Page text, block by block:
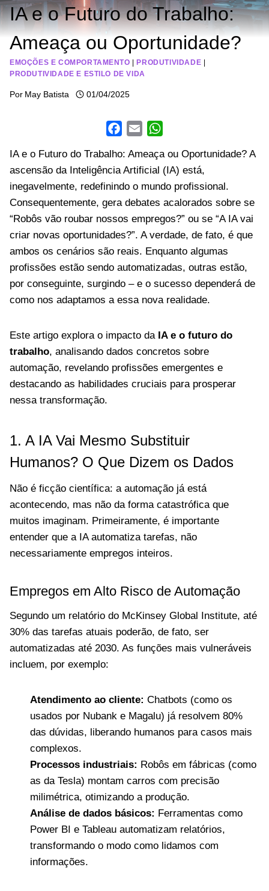
IA e o Futuro do Trabalho:
Ameaça ou Oportunidade?
EMOÇÕES E COMPORTAMENTO PRODUTIVIDADE
PRODUTIVIDADE E ESTILO DE VIDA
Por May Batista 01/04/2025
a
c
e
b
o
o
k
m
a
i
l
h
a
t
s
A
p
p
IA e o Futuro do Trabalho: Ameaça ou Oportunidade? A
ascensão da Inteligência Artificial (IA) está,
inegavelmente, redefinindo o mundo profissional.
Consequentemente, gera debates acalorados sobre se
“Robôs vão roubar nossos empregos?” ou se “A IA vai
criar novas oportunidades?”. A verdade, de fato, é que
ambos os cenários são reais. Enquanto algumas
profissões estão sendo automatizadas, outras estão,
por conseguinte, surgindo – e o sucesso dependerá de
como nos adaptamos a essa nova realidade.
Este artigo explora o impacto da IA e o futuro do
trabalho, analisando dados concretos sobre
automação, revelando profissões emergentes e
destacando as habilidades cruciais para prosperar
nessa transformação.
1. A IA Vai Mesmo Substituir
Humanos? O Que Dizem os Dados
Não é ficção científica: a automação já está
acontecendo, mas não da forma catastrófica que
muitos imaginam. Primeiramente, é importante
entender que a IA automatiza tarefas, não
necessariamente empregos inteiros.
Empregos em Alto Risco de Automação
Segundo um relatório do McKinsey Global Institute, até
30% das tarefas atuais poderão, de fato, ser
automatizadas até 2030. As funções mais vulneráveis
incluem, por exemplo:
Atendimento ao cliente: Chatbots (como os
usados por Nubank e Magalu) já resolvem 80%
das dúvidas, liberando humanos para casos mais
complexos.
Processos industriais: Robôs em fábricas (como
as da Tesla) montam carros com precisão
milimétrica, otimizando a produção.
Análise de dados básicos: Ferramentas como
Power BI e Tableau automatizam relatórios,
transformando o modo como lidamos com
informações.